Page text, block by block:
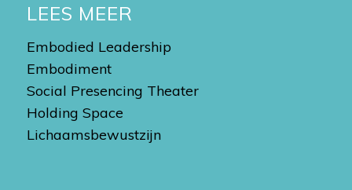
LEES MEER
Embodied Leadership
Embodiment
Social Presencing Theater
Holding Space
Lichaamsbewustzijn